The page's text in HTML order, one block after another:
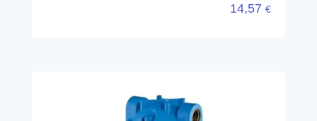
14,57 €